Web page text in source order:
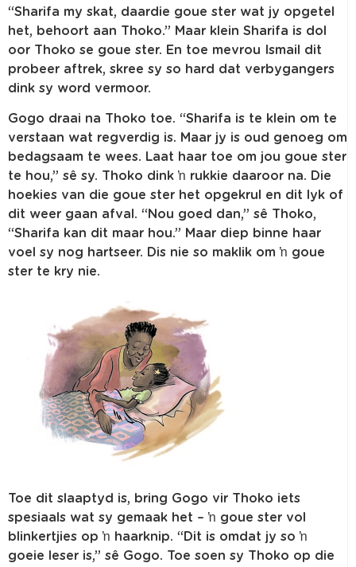
“Sharifa my skat, daardie goue ster wat jy opgetel
het, behoort aan Thoko.” Maar klein Sharifa is dol
oor Thoko se goue ster. En toe mevrou Ismail dit
probeer aftrek, skree sy so hard dat verbygangers
dink sy word vermoor.
Gogo draai na Thoko toe. “Sharifa is te klein om te
verstaan wat regverdig is. Maar jy is oud genoeg om
bedagsaam te wees. Laat haar toe om jou goue ster
te hou,” sê sy. Thoko dink ŉ rukkie daaroor na. Die
hoekies van die goue ster het opgekrul en dit lyk of
dit weer gaan afval. “Nou goed dan,” sê Thoko,
“Sharifa kan dit maar hou.” Maar diep binne haar
voel sy nog hartseer. Dis nie so maklik om ŉ goue
ster te kry nie.
Toe dit slaaptyd is, bring Gogo vir Thoko iets
spesiaals wat sy gemaak het – ŉ goue ster vol
blinkertjies op ŉ haarknip. “Dit is omdat jy so ŉ
goeie leser is,” sê Gogo. Toe soen sy Thoko op die